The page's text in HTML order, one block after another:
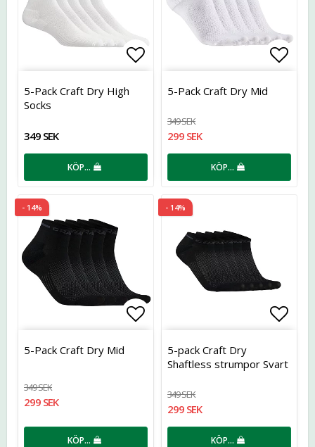
Lägg till i favoritlistan
5-Pack Craft Dry High
Socks
349 SEK
KÖP…
5-Pack Craft Dry Mid
349 SEK
299 SEK
KÖP…
- 14%
Lägg till i favoritlistan
5-Pack Craft Dry Mid
349 SEK
299 SEK
KÖP…
- 14%
5-pack Craft Dry
Shaftless strumpor Svart
349 SEK
299 SEK
KÖP…